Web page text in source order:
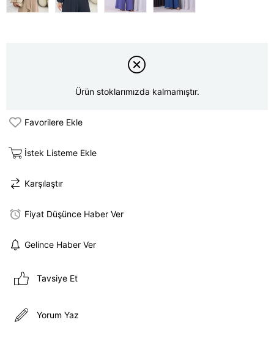
Ürün stoklarımızda kalmamıştır.
Favorilere Ekle
İstek Listeme Ekle
Karşılaştır
Fiyat Düşünce Haber Ver
Gelince Haber Ver
Tavsiye Et
Yorum Yaz